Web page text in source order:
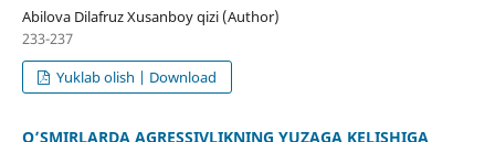
Abilova Dilafruz Xusanboy qizi (Author)
233-237
Yuklab olish | Download
O’SMIRLARDA AGRESSIVLIKNING YUZAGA KELISHIGA